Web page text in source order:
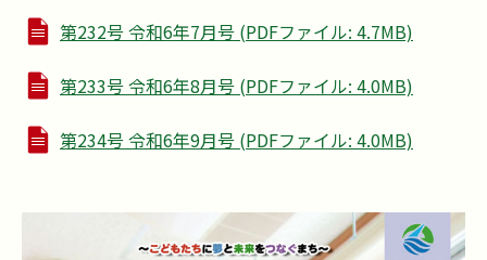
第232号 令和6年7月号 (PDFファイル: 4.7MB)
第233号 令和6年8月号 (PDFファイル: 4.0MB)
第234号 令和6年9月号 (PDFファイル: 4.0MB)